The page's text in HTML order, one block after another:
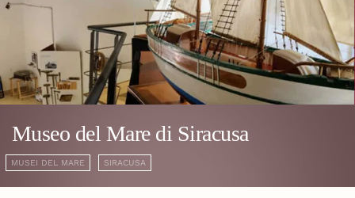
Museo del Mare di Siracusa
MUSEI DEL MARE SIRACUSA